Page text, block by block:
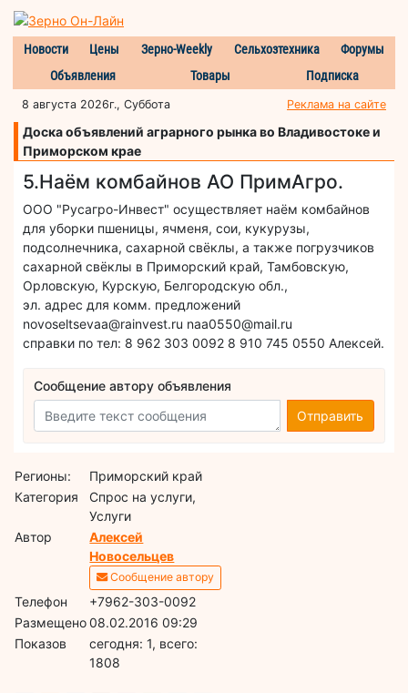
Новости Цены Зерно-Weekly Сельхозтехника
Форумы
Объявления
Товары Подписка
8 августа 2026г., Суббота Реклама на сайте
Доска объявлений аграрного рынка во Владивостоке и
Приморском крае
5.Наём комбайнов АО ПримАгро.
ООО "Русагро-Инвест" осуществляет наём комбайнов
для уборки пшеницы, ячменя, сои, кукурузы,
подсолнечника, сахарной свёклы, а также погрузчиков
сахарной свёклы в Приморский край, Тамбовскую,
Орловскую, Курскую, Белгородскую обл.,
эл. адрес для комм. предложений
novoseltsevaa@rainvest.ru naa0550@mail.ru
справки по тел: 8 962 303 0092 8 910 745 0550 Алексей.
Сообщение автору объявления
Отправить
Регионы:
Приморский край
Категория
Спрос на услуги,
Услуги
Автор
Алексей
Новосельцев
Сообщение автору
Телефон
+7962-303-0092
Размещено08.02.2016 09:29
Показов
cегодня: 1, всего:
1808